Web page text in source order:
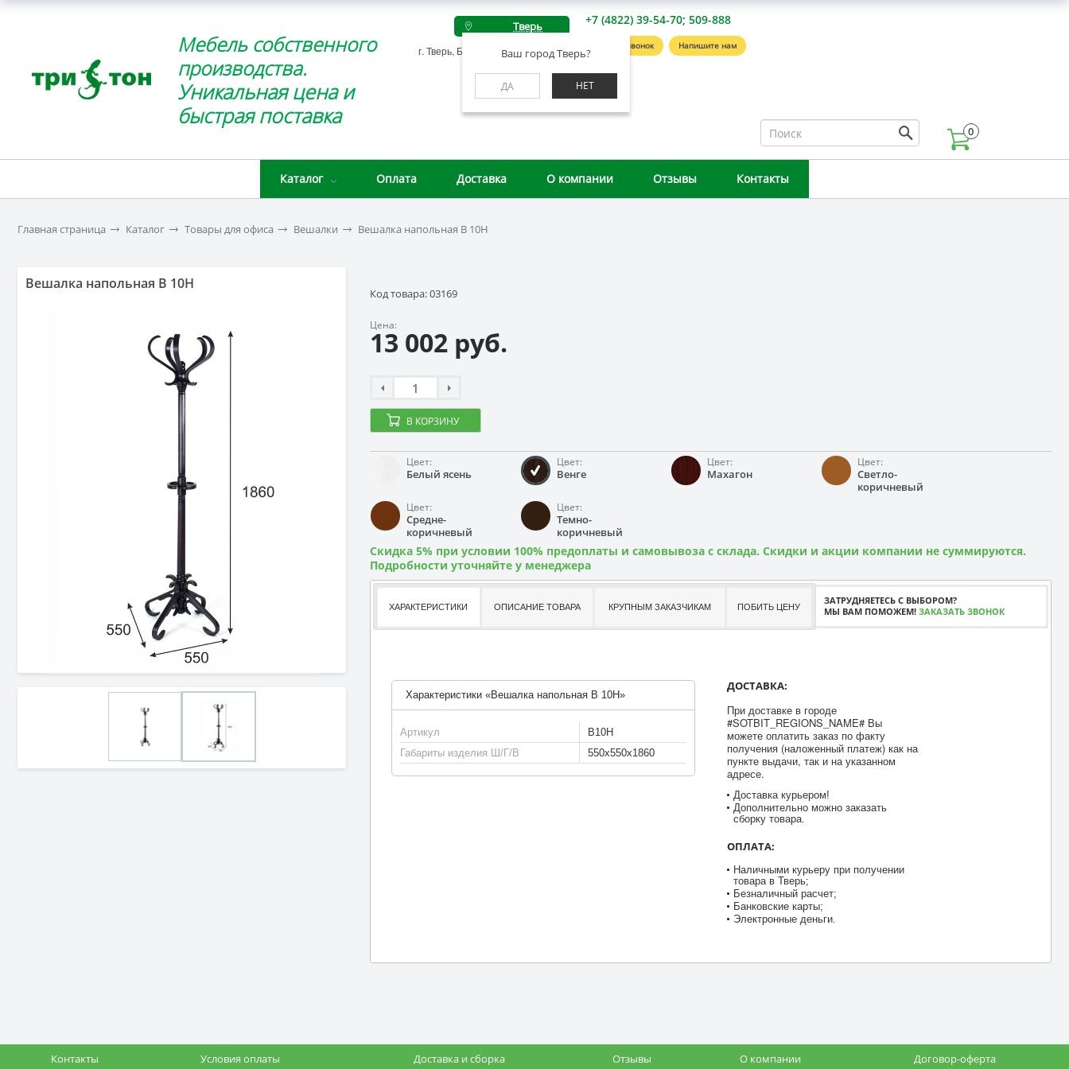
Мебель собственного
производства.
Уникальная цена и
быстрая поставка
Тверь
Ваш город Тверь?
ДА НЕТ
г. Тверь, Беляковский пер., д. 46А
+7 (4822) 39-54-70; 509-888
Заказать звонок Напишите нам
0
Каталог Оплата Доставка О компании Отзывы Контакты
Главная страница Каталог Товары для офиса Вешалки Вешалка напольная B 10H
Вешалка напольная B 10H
Код товара: 03169
Цена:
13 002 руб.
В КОРЗИНУ
Цвет:
Белый ясень
Цвет:
Венге
Цвет:
Махагон
Цвет:
Светло-
коричневый
Цвет:
Средне-
коричневый
Цвет:
Темно-
коричневый
Скидка 5% при условии 100% предоплаты и самовывоза с склада. Скидки и акции компании не суммируются.
Подробности уточняйте у менеджера
ХАРАКТЕРИСТИКИ ОПИСАНИЕ ТОВАРА КРУПНЫМ ЗАКАЗЧИКАМ ПОБИТЬ ЦЕНУ
ЗАТРУДНЯЕТЕСЬ С ВЫБОРОМ?
МЫ ВАМ ПОМОЖЕМ! ЗАКАЗАТЬ ЗВОНОК
Характеристики «Вешалка напольная B 10H»
Артикул
B10H
Габариты изделия Ш/Г/В
550x550x1860
ДОСТАВКА:
При доставке в городе
#SOTBIT_REGIONS_NAME# Вы
можете оплатить заказ по факту
получения (наложенный платеж) как на
пункте выдачи, так и на указанном
адресе.
Доставка курьером!
Дополнительно можно заказать
сборку товара.
ОПЛАТА:
Наличными курьеру при получении
товара в Тверь;
Безналичный расчет;
Банковские карты;
Электронные деньги.
Контакты Условия оплаты Доставка и сборка Отзывы О компании Договор-оферта